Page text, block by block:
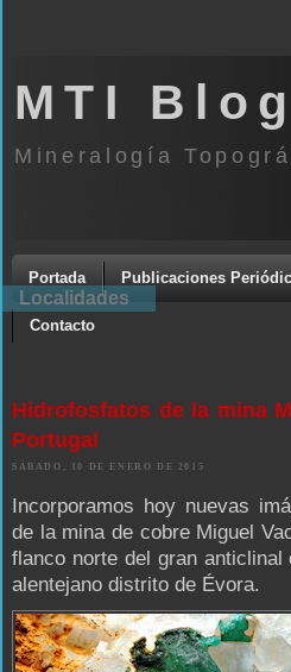
MTI Blog
Mineralogía
Portada Publicaciones
Contacto
Hidrofosfatos de la mina
Portugal
SÁBADO, 10 DE ENERO DE 2015
Incorporamos hoy nuevas
de la mina de cobre Miguel
flanco norte del gran
alentejano distrito de Évora.
Localidades